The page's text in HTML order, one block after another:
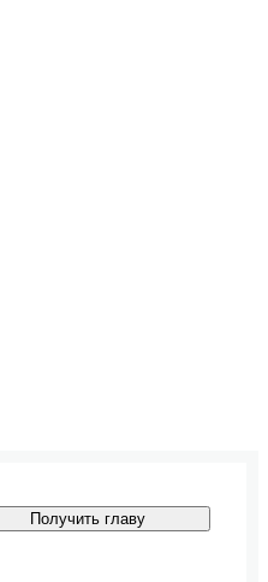
Получить главу